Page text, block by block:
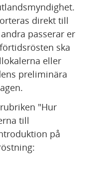
direkt till
passerar er
ska
eller
preliminära
"Hur
till
på